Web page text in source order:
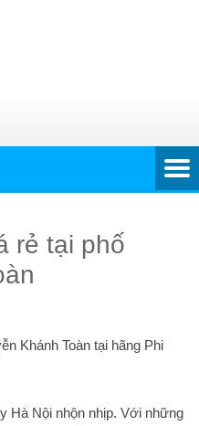
rẻ tại phố
Khánh Toàn tại hãng Phi
Hà Nội nhộn nhịp. Với những